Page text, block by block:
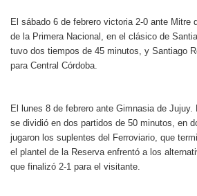
El sábado 6 de febrero victoria 2-0 ante Mitre
de la Primera Nacional, en el clásico de
tuvo dos tiempos de 45 minutos, y Santiago
para Central Córdoba.
El lunes 8 de febrero ante Gimnasia de Jujuy.
se dividió en dos partidos de 50 minutos, en
jugaron los suplentes del Ferroviario, que
el plantel de la Reserva enfrentó a los
que finalizó 2-1 para el visitante.